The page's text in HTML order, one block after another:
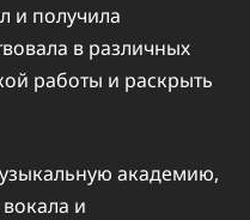
и получила
в различных
работы и раскрыть
академию,
и